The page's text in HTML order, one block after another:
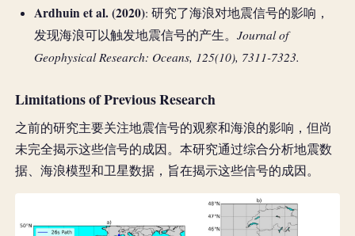
Ardhuin et al. (2020): 研究了海浪对地震信号的影响，
发现海浪可以触发地震信号的产生。 Journal of
Geophysical Research: Oceans, 125(10), 7311-7323.
Limitations of Previous Research
之前的研究主要关注地震信号的观察和海浪的影响，但尚
未完全揭示这些信号的成因。本研究通过综合分析地震数
据、海浪模型和卫星数据，旨在揭示这些信号的成因。